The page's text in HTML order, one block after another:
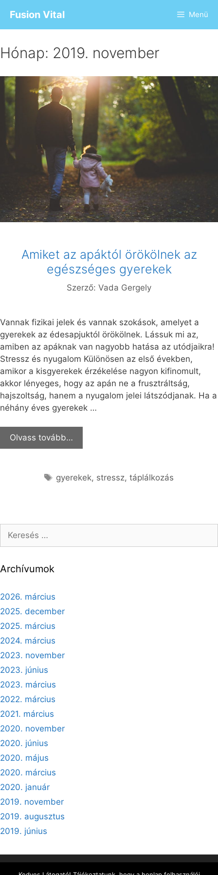
Fusion Vital Menü
Hónap: 2019. november
Amiket az apáktól örökölnek az
egészséges gyerekek
Szerző: Vada Gergely
Vannak fizikai jelek és vannak szokások, amelyet a
gyerekek az édesapjuktól örökölnek. Lássuk mi az,
amiben az apáknak van nagyobb hatása az utódjaikra!
Stressz és nyugalom Különösen az első években,
amikor a kisgyerekek érzékelése nagyon kifinomult,
akkor lényeges, hogy az apán ne a frusztráltság,
hajszoltság, hanem a nyugalom jelei látszódjanak. Ha a
néhány éves gyerekek …
Olvass tovább…
gyerekek, stressz, táplálkozás
Archívumok
2026. március
2025. december
2025. március
2024. március
2023. november
2023. június
2023. március
2022. március
2021. március
2020. november
2020. június
2020. május
2020. március
2020. január
2019. november
2019. augusztus
2019. június
Kezdőlap Rólunk Megoldásaink